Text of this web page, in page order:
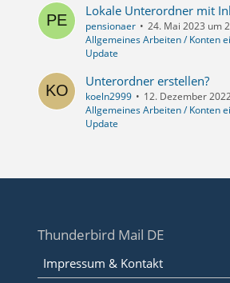
Lokale Unterordner mit
pensionaer
24. Mai 2023 um
Allgemeines Arbeiten / Konten
Update
Unterordner erstellen?
koeln2999
12. Dezember
Allgemeines Arbeiten / Konten
Update
Thunderbird Mail DE
Impressum & Kontakt